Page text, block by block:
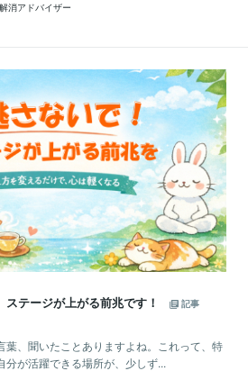
消アドバイザー
ステージが上がる前兆です！
記事
葉、聞いたことありますよね。これって、特
分が活躍できる場所が、少しず...